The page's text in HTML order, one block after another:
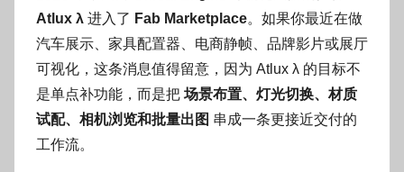
O
k
g
o
g
Atlux λ 进入了 Fab Marketplace。如果你最近在做
汽车展示、家具配置器、电商静帧、品牌影片或展厅
可视化，这条消息值得留意，因为 Atlux λ 的目标不
是单点补功能，而是把 场景布置、灯光切换、材质
试配、相机浏览和批量出图 串成一条更接近交付的
工作流。